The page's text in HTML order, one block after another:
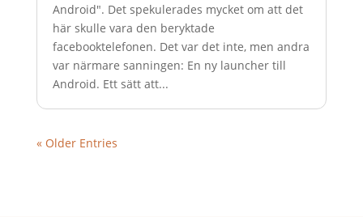
Android". Det spekulerades mycket om att det
här skulle vara den beryktade
facebooktelefonen. Det var det inte, men andra
var närmare sanningen: En ny launcher till
Android. Ett sätt att...
« Older Entries